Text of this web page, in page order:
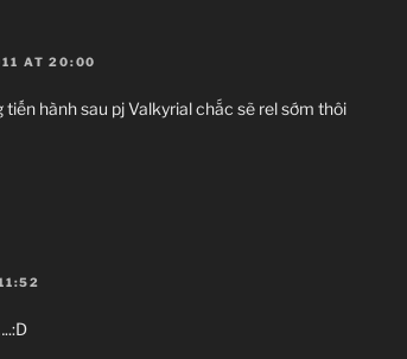
AT 20:00
tiến hành sau pj Valkyrial chắc sẽ rel sớm thôi